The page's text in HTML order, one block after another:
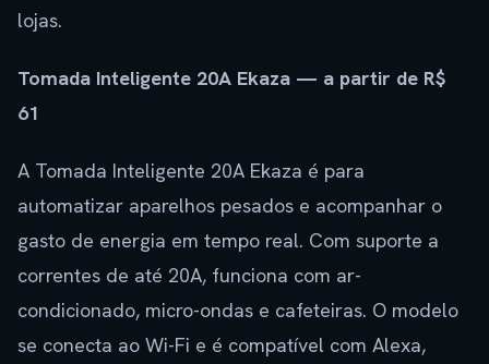
lojas.
Tomada Inteligente 20A Ekaza — a partir de R$
61
A Tomada Inteligente 20A Ekaza é para
automatizar aparelhos pesados e acompanhar o
gasto de energia em tempo real. Com suporte a
correntes de até 20A, funciona com ar-
condicionado, micro-ondas e cafeteiras. O modelo
se conecta ao Wi-Fi e é compatível com Alexa,